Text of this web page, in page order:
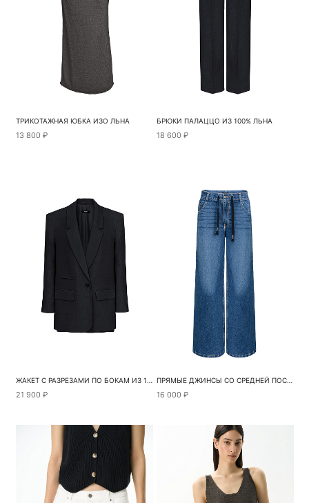
ТРИКОТАЖНАЯ ЮБКА ИЗО ЛЬНА
13 800 ₽
БРЮКИ ПАЛАЦЦО ИЗ 100% ЛЬНА
18 600 ₽
ЖАКЕТ С РАЗРЕЗАМИ ПО БОКАМ ИЗ 100% ЛЬНА
21 900 ₽
ПРЯМЫЕ ДЖИНСЫ СО СРЕДНЕЙ ПОСАДКОЙ
16 000 ₽